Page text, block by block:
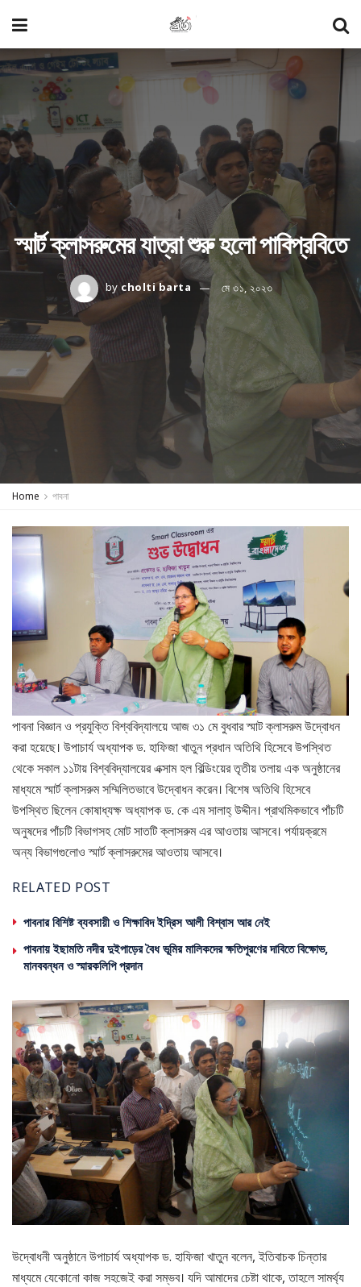
স্মার্ট ক্লাসরুমের যাত্রা শুরু হলো পাবিপ্রবিতে
by cholti barta মে ৩১, ২০২৩
Home পাবনা
পাবনা বিজ্ঞান ও প্রযুক্তি বিশ্ববিদ্যালয়ে আজ ৩১ মে বুধবার স্মাট ক্লাসরুম উদ্বোধন
করা হয়েছে। উপাচার্য অধ্যাপক ড. হাফিজা খাতুন প্রধান অতিথি হিসেবে উপস্থিত
থেকে সকাল ১১টায় বিশ্ববিদ্যালয়ের এক্সাম হল বিল্ডিংয়ের তৃতীয় তলায় এক অনুষ্ঠানের
মাধ্যমে স্মার্ট ক্লাসরুম সম্মিলিতভাবে উদ্বোধন করেন। বিশেষ অতিথি হিসেবে
উপস্থিত ছিলেন কোষাধ্যক্ষ অধ্যাপক ড. কে এম সালাহ্ উদ্দীন। প্রাথমিকভাবে পাঁচটি
অনুষদের পাঁচটি বিভাগসহ মোট সাতটি ক্লাসরুম এর আওতায় আসবে। পর্যায়ক্রমে
অন্য বিভাগগুলোও স্মার্ট ক্লাসরুমের আওতায় আসবে।
RELATED POST
পাবনার বিশিষ্ট ব্যবসায়ী ও শিক্ষাবিদ ইদ্রিস আলী বিশ্বাস আর নেই
পাবনায় ইছামতি নদীর দুইপাড়ের বৈধ ভূমির মালিকদের ক্ষতিপূরণের দাবিতে বিক্ষোভ,
মানববন্ধন ও স্মারকলিপি প্রদান
উদ্বোধনী অনুষ্ঠানে উপাচার্য অধ্যাপক ড. হাফিজা খাতুন বলেন, ইতিবাচক চিন্তার
মাধ্যমে যেকোনো কাজ সহজেই করা সম্ভব। যদি আমাদের চেষ্টা থাকে, তাহলে সামর্থ্য